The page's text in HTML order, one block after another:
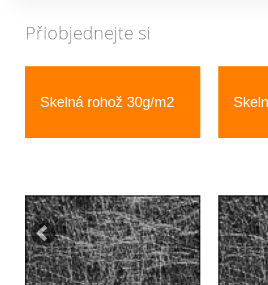
Přiobjednejte si
Skelná rohož 30g/m2